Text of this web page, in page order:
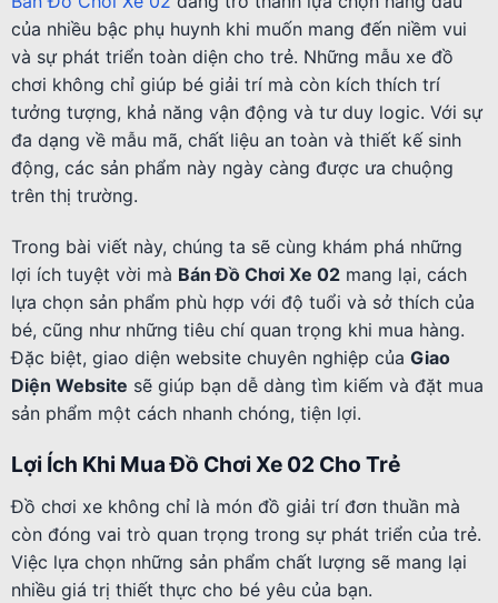
của nhiều bậc phụ huynh khi muốn mang đến niềm vui
và sự phát triển toàn diện cho trẻ. Những mẫu xe đồ
chơi không chỉ giúp bé giải trí mà còn kích thích trí
tưởng tượng, khả năng vận động và tư duy logic. Với sự
đa dạng về mẫu mã, chất liệu an toàn và thiết kế sinh
động, các sản phẩm này ngày càng được ưa chuộng
trên thị trường.
Trong bài viết này, chúng ta sẽ cùng khám phá những
lợi ích tuyệt vời mà Bán Đồ Chơi Xe 02 mang lại, cách
lựa chọn sản phẩm phù hợp với độ tuổi và sở thích của
bé, cũng như những tiêu chí quan trọng khi mua hàng.
Đặc biệt, giao diện website chuyên nghiệp của Giao
Diện Website sẽ giúp bạn dễ dàng tìm kiếm và đặt mua
sản phẩm một cách nhanh chóng, tiện lợi.
Lợi Ích Khi Mua Đồ Chơi Xe 02 Cho Trẻ
Đồ chơi xe không chỉ là món đồ giải trí đơn thuần mà
còn đóng vai trò quan trọng trong sự phát triển của trẻ.
Việc lựa chọn những sản phẩm chất lượng sẽ mang lại
nhiều giá trị thiết thực cho bé yêu của bạn.